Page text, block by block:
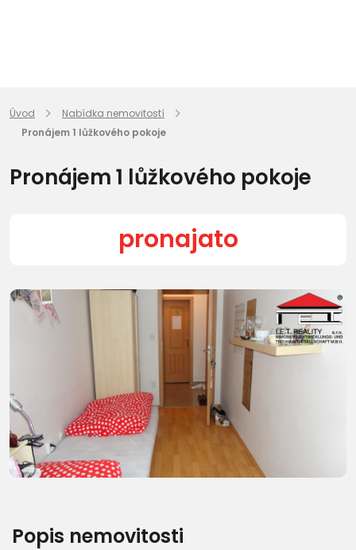
Úvod
Nabídka nemovitostí
Pronájem 1 lůžkového pokoje
Pronájem 1 lůžkového pokoje
pronajato
Další fotografie (8)
Popis nemovitosti